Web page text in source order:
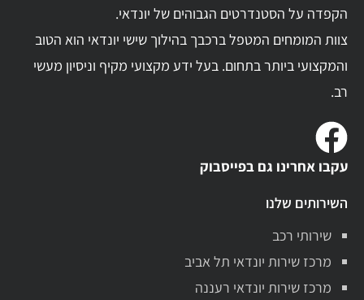
הקפדה על הסטנדרטים הגבוהים של יונדאי.
צוות המומחים המטפל ברכבך בהילוך שישי יונדאי הוא הטוב
והמקצועי ביותר בתחום. בעל ידע מקצועי מקיף וניסיון מעשי
רב.
עקבו אחרינו גם בפייסבוק
השירותים שלנו
שירותי רכב
מרכז שירות יונדאי תל אביב
מרכז שירות יונדאי רעננה